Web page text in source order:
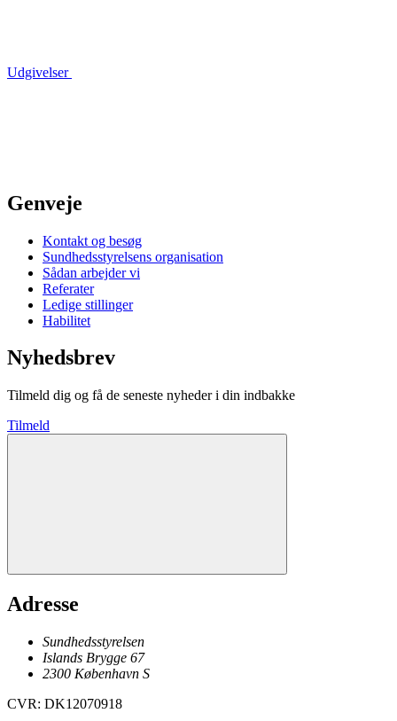
Udgivelser
Genveje
Kontakt og besøg
Sundhedsstyrelsens organisation
Sådan arbejder vi
Referater
Ledige stillinger
Habilitet
Nyhedsbrev
Tilmeld dig og få de seneste nyheder i din indbakke
Tilmeld
Adresse
Sundhedsstyrelsen
Islands Brygge 67
2300 København S
CVR: DK12070918